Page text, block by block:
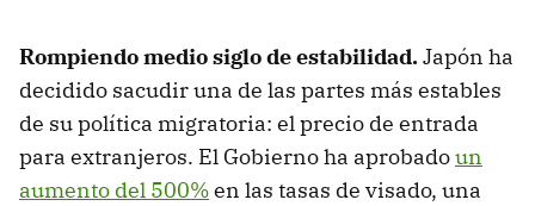
Rompiendo medio siglo de estabilidad.Japón ha
decidido sacudir una de las partes más estables
de su política migratoria: el precio de entrada
para extranjeros. El Gobierno ha aprobadoun
aumento del 500%en las tasas de visado, una